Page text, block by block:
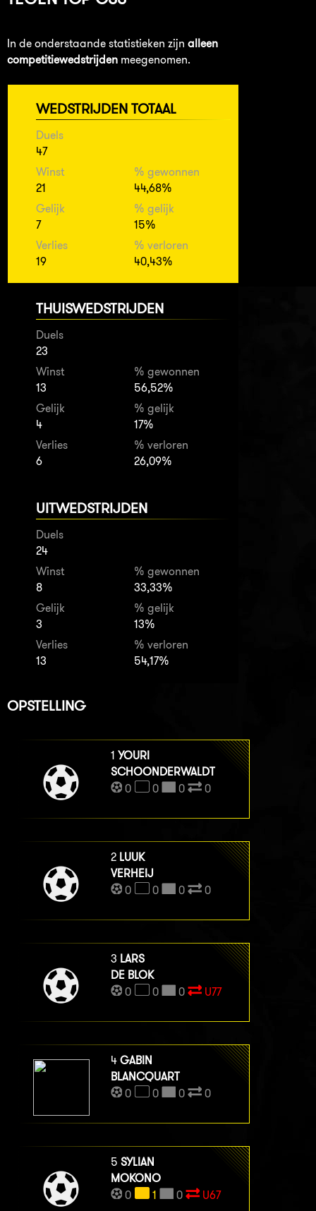
In de onderstaande statistieken zijn alleen
competitiewedstrijden meegenomen.
WEDSTRIJDEN TOTAAL
Duels
47
Winst
21
% gewonnen
44,68%
Gelijk
7
% gelijk
15%
Verlies
19
% verloren
40,43%
THUISWEDSTRIJDEN
Duels
23
Winst
13
% gewonnen
56,52%
Gelijk
4
% gelijk
17%
Verlies
6
% verloren
26,09%
UITWEDSTRIJDEN
Duels
24
Winst
8
% gewonnen
33,33%
Gelijk
3
% gelijk
13%
Verlies
13
% verloren
54,17%
OPSTELLING
1 YOURI
SCHOONDERWALDT
0
0 0 0
2 LUUK
VERHEIJ
0
0 0 0
3 LARS
DE BLOK
0
0 0 U77
4 GABIN
BLANCQUART
0
0 0 0
5 SYLIAN
MOKONO
0
1 0 U67